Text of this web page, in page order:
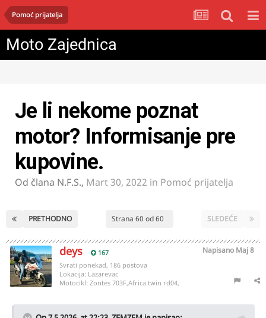
Pomoć prijatelja
Moto Zajednica
Je li nekome poznat
motor? Informisanje pre
kupovine.
Od člana N.F.S., Mart 30, 2022 in Pomoć prijatelja
PRETHODNO SLEDEĆE
Strana 60 od 60
deys 167 Napisano Maj 8
Svrati ponekad, 186 postova
Lokacija: Lazarevac
Motocikl: Zontes 703F,Africa twin rd04,